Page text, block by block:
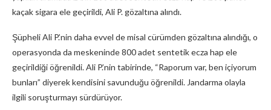
kaçak sigara ele geçirildi, Ali P. gözaltına alındı.
Şüpheli Ali P.’nin daha evvel de misal cürümden gözaltına alındığı, o
operasyonda da meskeninde 800 adet sentetik ecza hap ele
geçirildiği öğrenildi. Ali P.’nin tabirinde, “Raporum var, ben içiyorum
bunları” diyerek kendisini savunduğu öğrenildi. Jandarma olayla
ilgili soruşturmayı sürdürüyor.